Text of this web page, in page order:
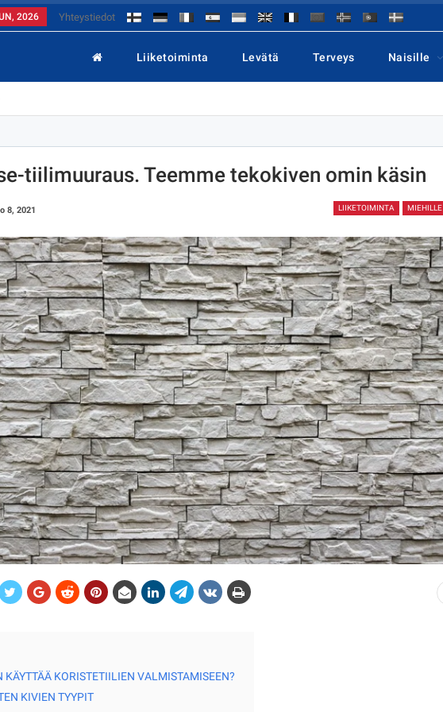
2026 Yhteystiedot
Liiketoiminta Levätä Terveys Naisille
tiilimuuraus. Teemme tekokiven omin käsin
LIIKETOIMINTA MIEHILLE
8, 2021
KÄYTTÄÄ KORISTETIILIEN VALMISTAMISEEN?
KIVIEN TYYPIT